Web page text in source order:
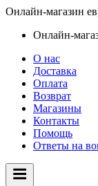
Онлайн-магазин
Онлайн-
О нас
Доставка
Оплата
Возврат
Магазины
Контакты
Помощь
Ответы на